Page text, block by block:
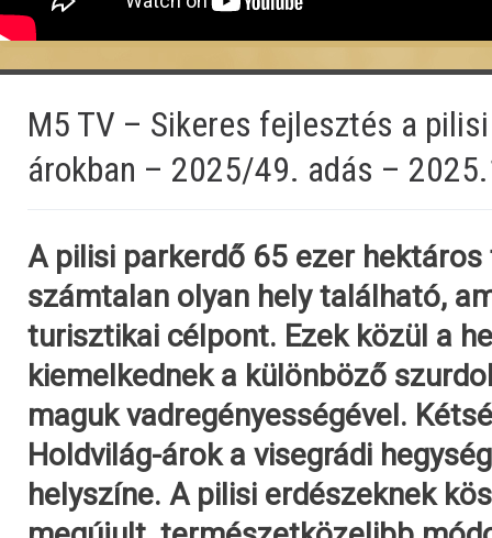
M5 TV – Sikeres fejlesztés a
árokban – 2025/49. adás –
A pilisi parkerdő 65 ezer
számtalan olyan hely található,
turisztikai célpont. Ezek közül a
kiemelkednek a különböző
maguk vadregényességével.
Holdvilág-árok a visegrádi
helyszíne. A pilisi erdészeknek